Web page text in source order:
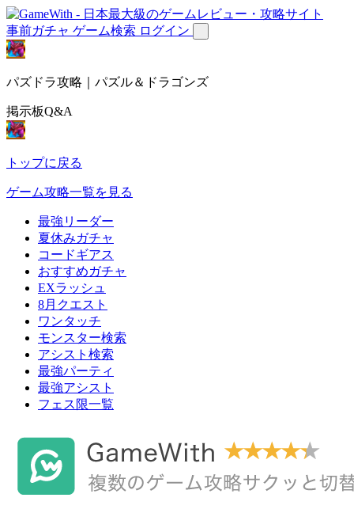
事前ガチャ ゲーム検索 ログイン
パズドラ攻略｜パズル＆ドラゴンズ
掲示板Q&A
トップに戻る
ゲーム攻略一覧を見る
最強リーダー
夏休みガチャ
コードギアス
おすすめガチャ
EXラッシュ
8月クエスト
ワンタッチ
モンスター検索
アシスト検索
最強パーティ
最強アシスト
フェス限一覧